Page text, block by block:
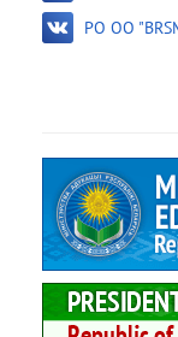
PO OO